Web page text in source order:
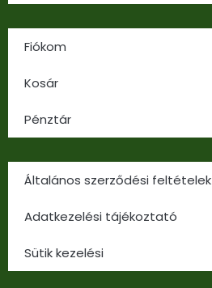
Fiókom
Kosár
Pénztár
Általános szerződési feltételek
Adatkezelési tájékoztató
Sütik kezelési